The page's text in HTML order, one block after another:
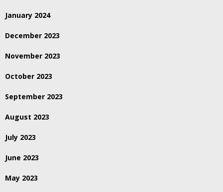
January 2024
December 2023
November 2023
October 2023
September 2023
August 2023
July 2023
June 2023
May 2023